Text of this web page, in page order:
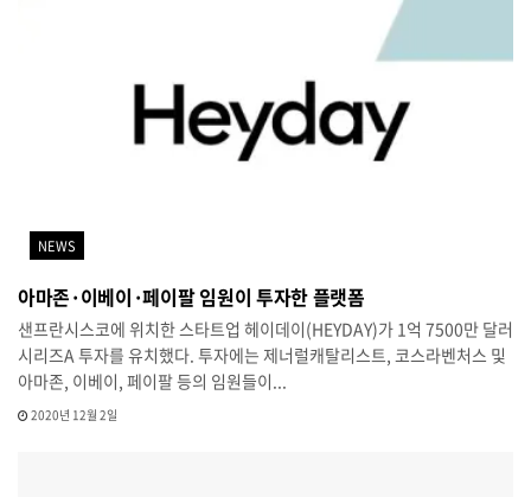
NEWS
아마존·이베이·페이팔 임원이 투자한 플랫폼
샌프란시스코에 위치한 스타트업 헤이데이(HEYDAY)가 1억 7500만 달러
시리즈A 투자를 유치했다. 투자에는 제너럴캐탈리스트, 코스라벤처스 및
아마존, 이베이, 페이팔 등의 임원들이...
2020년 12월 2일